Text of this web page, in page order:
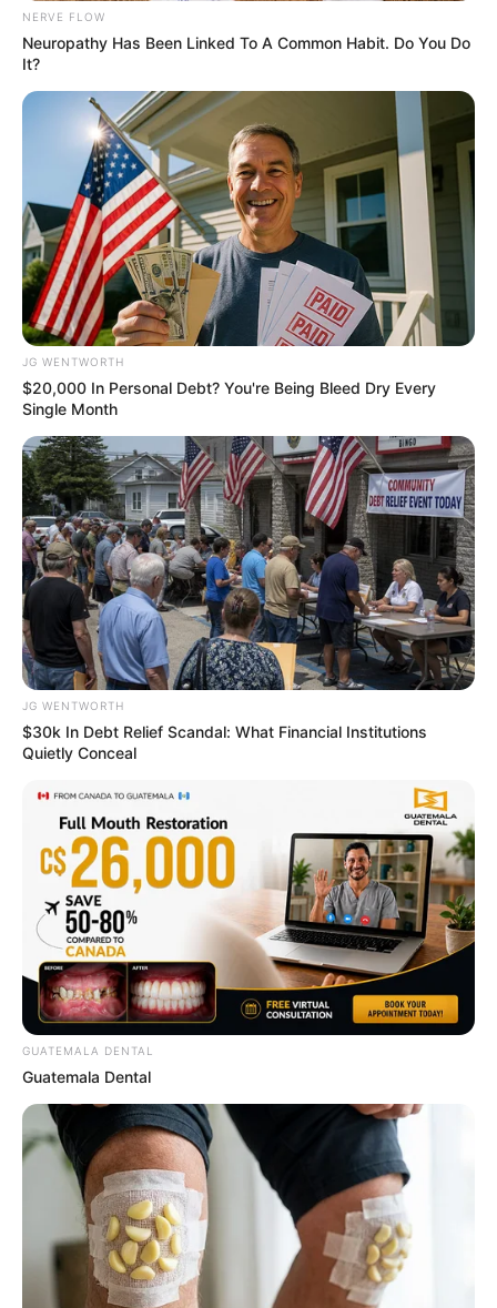
Men, You Don't Need Viagra If You Do This Once A
Day
MEDVI
4x Stronger Than Viagra! This To Perform Better
MEDVI
This Trick Will Give You An Erection At Any Age
MEDVI
NERVE FLOW
Neuropathy Has Been Linked To A Common Habit. Do You Do
It?
JG WENTWORTH
$20,000 In Personal Debt? You're Being Bleed Dry Every
Single Month
JG WENTWORTH
$30k In Debt Relief Scandal: What Financial Institutions
Quietly Conceal
GUATEMALA DENTAL
Guatemala Dental